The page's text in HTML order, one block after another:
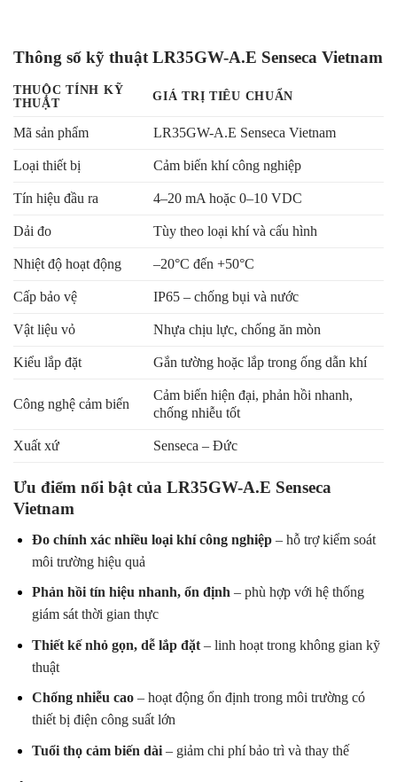
Thông số kỹ thuật LR35GW-A.E Senseca Vietnam
THUỘC TÍNH KỸ
THUẬT
GIÁ TRỊ TIÊU CHUẨN
Mã sản phẩm LR35GW-A.E Senseca Vietnam
Loại thiết bị Cảm biến khí công nghiệp
Tín hiệu đầu ra 4–20 mA hoặc 0–10 VDC
Dải đo Tùy theo loại khí và cấu hình
Nhiệt độ hoạt động –20°C đến +50°C
Cấp bảo vệ IP65 – chống bụi và nước
Vật liệu vỏ Nhựa chịu lực, chống ăn mòn
Kiểu lắp đặt Gắn tường hoặc lắp trong ống dẫn khí
Công nghệ cảm biến
Cảm biến hiện đại, phản hồi nhanh,
chống nhiễu tốt
Xuất xứ Senseca – Đức
Ưu điểm nổi bật của LR35GW-A.E Senseca
Vietnam
Đo chính xác nhiều loại khí công nghiệp– hỗ trợ kiểm soát
môi trường hiệu quả
Phản hồi tín hiệu nhanh, ổn định – phù hợp với hệ thống
giám sát thời gian thực
Thiết kế nhỏ gọn, dễ lắp đặt– linh hoạt trong không gian kỹ
thuật
Chống nhiễu cao– hoạt động ổn định trong môi trường có
thiết bị điện công suất lớn
Tuổi thọ cảm biến dài– giảm chi phí bảo trì và thay thế